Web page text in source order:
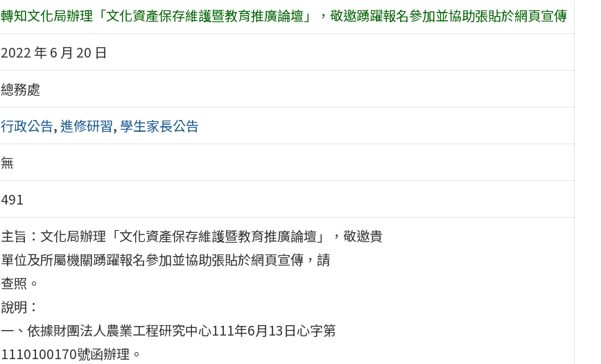
轉知文化局辦理「文化資產保存維護暨教育推廣論壇」，敬邀踴躍報名參加並協助張貼於網頁宣傳
2022 年 6 月 20 日
總務處
行政公告,進修研習, 學生家長公告
無
491
主旨：文化局辦理「文化資產保存維護暨教育推廣論壇」，敬邀貴
單位及所屬機關踴躍報名參加並協助張貼於網頁宣傳，請
查照。
說明：
一、依據財團法人農業工程研究中心111年6月13日心字第
1110100170號函辦理。